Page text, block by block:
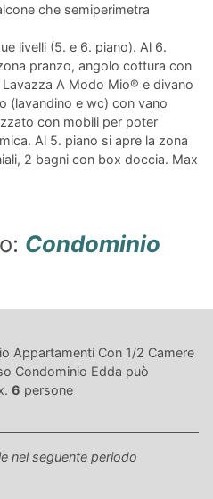
che semiperimetra
livelli (5. e 6. piano). Al 6.
pranzo, angolo cottura con
A Modo Mio® e divano
(lavandino e wc) con vano
con mobili per poter
Al 5. piano si apre la zona
2 bagni con box doccia. Max
Condominio
Appartamenti Con 1/2 Camere
Condominio Edda può
6 persone
nel seguente periodo